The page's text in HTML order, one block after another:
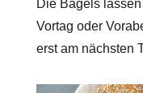
Die Bagels
Vortag oder
erst am nächsten